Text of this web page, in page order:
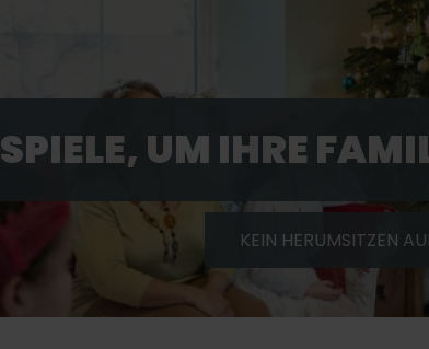
SPIELE, UM IHRE
KEIN HERUMSITZEN